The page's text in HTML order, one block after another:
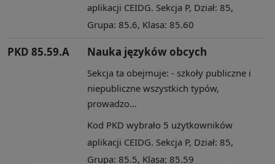
aplikacji CEIDG. Sekcja P, Dział: 85,
Grupa: 85.6, Klasa: 85.60
PKD 85.59.A Nauka języków obcych
Sekcja ta obejmuje: - szkoły publiczne i
niepubliczne wszystkich typów,
prowadzo...
Kod PKD wybrało 5 użytkowników
aplikacji CEIDG. Sekcja P, Dział: 85,
Grupa: 85.5, Klasa: 85.59